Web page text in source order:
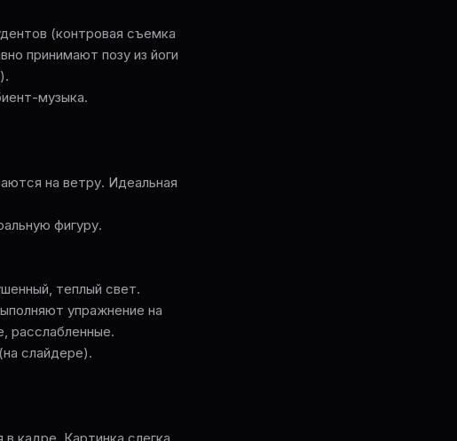
(контровая съемка
принимают позу из йоги
музыка.
на ветру. Идеальная
фигуру.
теплый свет.
упражнение на
расслабленные.
слайдере).